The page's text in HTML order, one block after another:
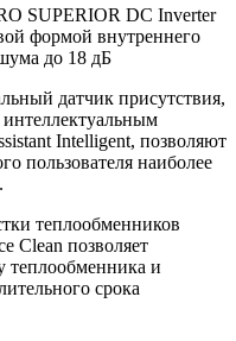
SUPERIOR DC Inverter
формой внутреннего
до 18 дБ
датчик присутствия,
Intelligent, позволяют
пользователя наиболее
теплообменников
Clean позволяет
теплообменника и
срока